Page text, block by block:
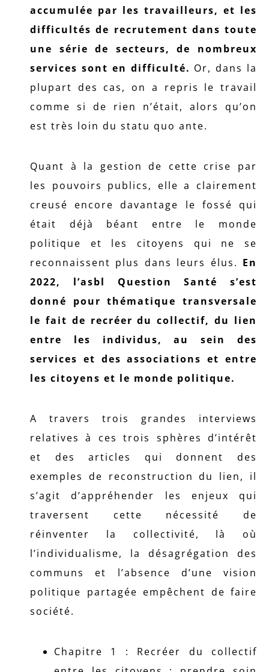
accumulée par les travailleurs, et les
difficultés de recrutement dans toute
une série de secteurs, de nombreux
services sont en difficulté. Or, dans la
plupart des cas, on a repris le travail
comme si de rien n’était, alors qu’on
est très loin du statu quo ante.
Quant à la gestion de cette crise par
les pouvoirs publics, elle a clairement
creusé encore davantage le fossé qui
était déjà béant entre le monde
politique et les citoyens qui ne se
reconnaissent plus dans leurs élus. En
2022, l’asbl Question Santé s’est
donné pour thématique transversale
le fait de recréer du collectif, du lien
entre les individus, au sein des
services et des associations et entre
les citoyens et le monde politique.
A travers trois grandes interviews
relatives à ces trois sphères d’intérêt
et des articles qui donnent des
exemples de reconstruction du lien, il
s’agit d’appréhender les enjeux qui
traversent cette nécessité de
réinventer la collectivité, là où
l’individualisme, la désagrégation des
communs et l’absence d’une vision
politique partagée empêchent de faire
société.
Chapitre 1 : Recréer du collectif